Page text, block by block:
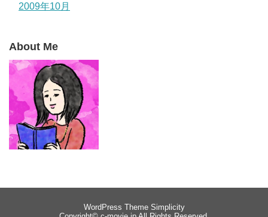
2009年10月
About Me
WordPress Theme Simplicity